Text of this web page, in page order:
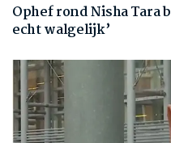
Ophef rond Nisha Tara
echt walgelijk’